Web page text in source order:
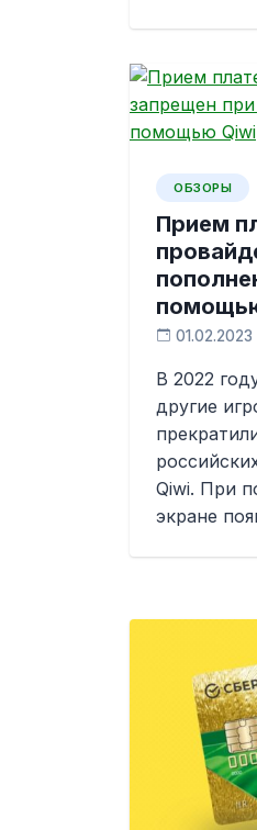
ОБЗОРЫ
Прием
01.02.2023
В 2022
другие
Qiwi. При
экране